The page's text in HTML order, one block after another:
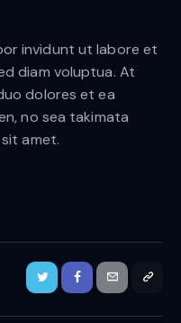
invidunt ut labore et
diam voluptua. At
dolores et ea
no sea takimata
amet.